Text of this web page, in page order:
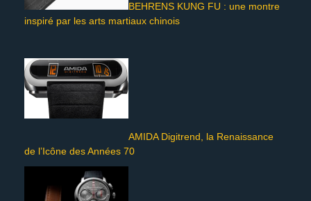
BEHRENS KUNG FU : une montre
inspiré par les arts martiaux chinois
AMIDA Digitrend, la Renaissance
de l’Icône des Années 70